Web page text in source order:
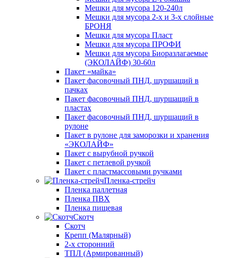
Мешки для мусора 120-240л
Мешки для мусора 2-х и 3-х слойные
БРОНЯ
Мешки для мусора Пласт
Мешки для мусора ПРОФИ
Мешки для мусора Биоразлагаемые
(ЭКОЛАЙФ) 30-60л
Пакет «майка»
Пакет фасовочный ПНД, шуршащий в
пачках
Пакет фасовочный ПНД, шуршащий в
пластах
Пакет фасовочный ПНД, шуршащий в
рулоне
Пакет в рулоне для заморозки и хранения
«ЭКОЛАЙФ»
Пакет с вырубной ручкой
Пакет с петлевой ручкой
Пакет с пластмассовыми ручками
Пленка-стрейч
Пленка паллетная
Пленка ПВХ
Пленка пищевая
Скотч
Скотч
Крепп (Малярный)
2-х сторонний
ТПЛ (Армированный)